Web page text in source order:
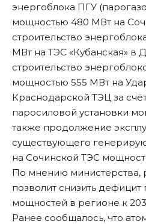
энергоблока ПГУ
мощностью 480 МВт на
строительство
МВт на ТЭС «Кубанская» в
строительство
мощностью 555 МВт на
Краснодарской ТЭЦ за
паросиловой установки
также продолжение
существующего
на Сочинской ТЭС
По мнению министерства,
позволит снизить
мощностей в регионе к
Ранее сообщалось, что